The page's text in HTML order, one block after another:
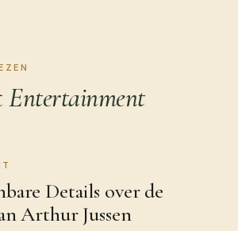
Entertainment
Details over de
Arthur Jussen